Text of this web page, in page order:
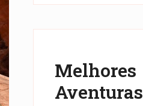
Melhores
Aventuras